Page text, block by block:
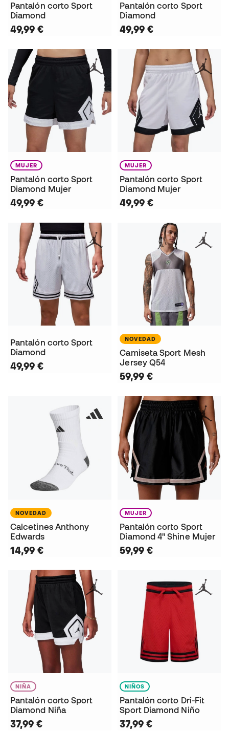
Pantalón corto Sport
Diamond
49,99 €
Pantalón corto Sport
Diamond
49,99 €
MUJER
Pantalón corto Sport
Diamond Mujer
49,99 €
MUJER
Pantalón corto Sport
Diamond Mujer
49,99 €
Pantalón corto Sport
Diamond
49,99 €
NOVEDAD
Camiseta Sport Mesh
Jersey Q54
59,99 €
NOVEDAD
Calcetines Anthony
Edwards
14,99 €
MUJER
Pantalón corto Sport
Diamond 4" Shine Mujer
59,99 €
NIÑA
Pantalón corto Sport
Diamond Niña
37,99 €
NIÑOS
Pantalón corto Dri-Fit
Sport Diamond Niño
37,99 €